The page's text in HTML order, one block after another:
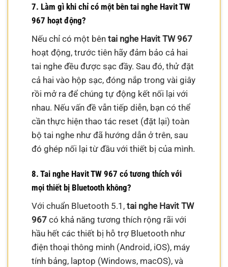
7. Làm gì khi chỉ có một bên tai nghe Havit TW
967 hoạt động?
Nếu chỉ có một bêntai nghe Havit TW 967
hoạt động, trước tiên hãy đảm bảo cả hai
tai nghe đều được sạc đầy. Sau đó, thử đặt
cả hai vào hộp sạc, đóng nắp trong vài giây
rồi mở ra để chúng tự động kết nối lại với
nhau. Nếu vấn đề vẫn tiếp diễn, bạn có thể
cần thực hiện thao tác reset (đặt lại) toàn
bộ tai nghe như đã hướng dẫn ở trên, sau
đó ghép nối lại từ đầu với thiết bị của mình.
8. Tai nghe Havit TW 967 có tương thích với
mọi thiết bị Bluetooth không?
Với chuẩn Bluetooth 5.1,tai nghe Havit TW
967 có khả năng tương thích rộng rãi với
hầu hết các thiết bị hỗ trợ Bluetooth như
điện thoại thông minh (Android, iOS), máy
tính bảng, laptop (Windows, macOS), và